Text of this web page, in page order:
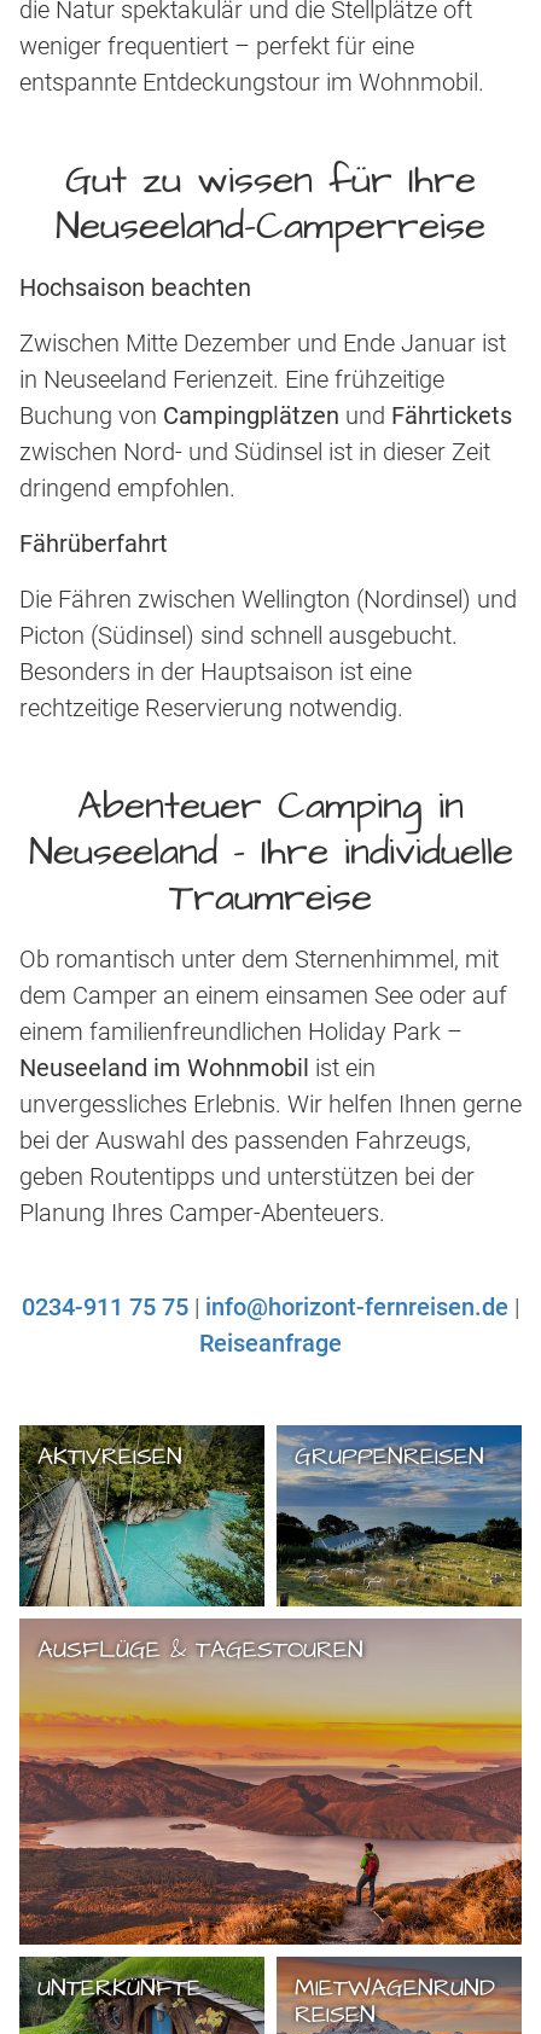
die Natur spektakulär und die Stellplätze oft
weniger frequentiert – perfekt für eine
entspannte Entdeckungstour im Wohnmobil.
Gut zu wissen für Ihre
Neuseeland-Camperreise
Hochsaison beachten
Zwischen Mitte Dezember und Ende Januar ist
in Neuseeland Ferienzeit. Eine frühzeitige
Buchung von Campingplätzen und Fährtickets
zwischen Nord- und Südinsel ist in dieser Zeit
dringend empfohlen.
Fährüberfahrt
Die Fähren zwischen Wellington (Nordinsel) und
Picton (Südinsel) sind schnell ausgebucht.
Besonders in der Hauptsaison ist eine
rechtzeitige Reservierung notwendig.
Abenteuer Camping in
Neuseeland – Ihre individuelle
Traumreise
Ob romantisch unter dem Sternenhimmel, mit
dem Camper an einem einsamen See oder auf
einem familienfreundlichen Holiday Park –
Neuseeland im Wohnmobil ist ein
unvergessliches Erlebnis. Wir helfen Ihnen gerne
bei der Auswahl des passenden Fahrzeugs,
geben Routentipps und unterstützen bei der
Planung Ihres Camper-Abenteuers.
0234-911 75 75 | info@horizont-fernreisen.de |
Reiseanfrage
AKTIVREISEN GRUPPENREISEN
AUSFLÜGE & TAGESTOUREN
UNTERKÜNFTE MIETWAGENRUND
REISEN